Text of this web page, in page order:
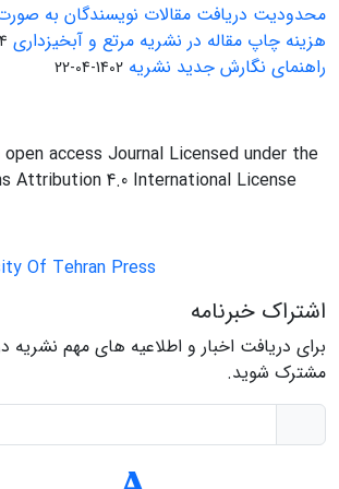
محدودیت دریافت مقالات نویسندگان به
هزینه چاپ مقاله در نشریه مرتع و آبخیزداری
راهنمای نگارش جدید نشریه 1402-04-22
access Journal Licensed under the
Attribution 4.0 International License
Of Tehran Press
اشتراک خبرنامه
برای دریافت اخبار و اطلاعیه های مهم نشریه
مشترک شوید.